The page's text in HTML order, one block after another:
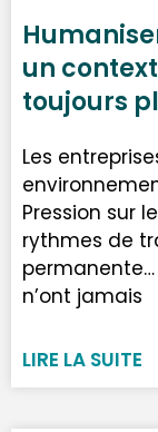
un
toujours
Les
Pression sur
rythmes de
n’ont jamais
LIRE LA SUITE